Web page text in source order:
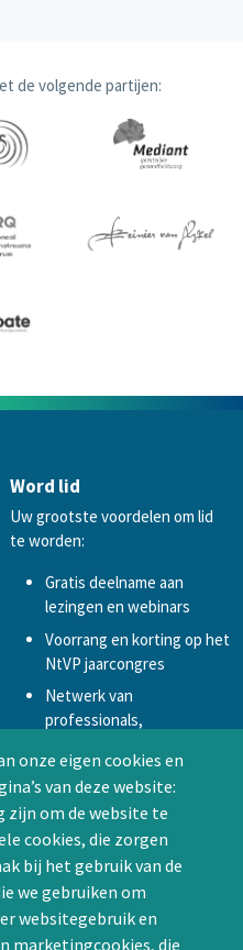
onze eigen cookies en
van deze website:
zijn om de website te
cookies, die zorgen
bij het gebruik van de
we gebruiken om
websitegebruik en
marketingcookies, die
de volgende partijen:
Word lid
Uw grootste voordelen om lid
te worden:
Gratis deelname aan
lezingen en webinars
Voorrang en korting op het
NtVP jaarcongres
Netwerk van
professionals,
samenwerken in een van
de Special Interest
Groepen (SIG’s) of zelf een
SIG initiëren
Word lid